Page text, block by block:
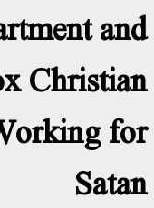
and
Christian
for
Satan